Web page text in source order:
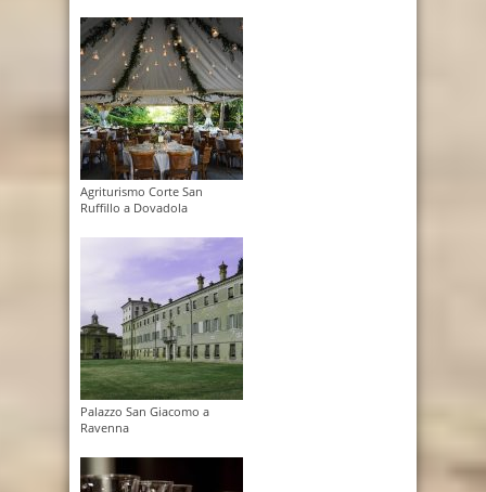
Agriturismo Corte San
Ruffillo a Dovadola
Palazzo San Giacomo a
Ravenna